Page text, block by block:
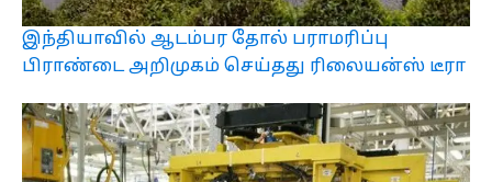
இந்தியாவில் ஆடம்பர தோல் பராமரிப்பு
பிராண்டை அறிமுகம் செய்தது ரிலையன்ஸ் டீரா